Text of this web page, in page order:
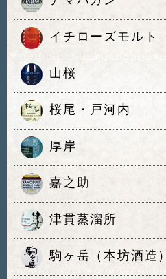
イチローズモルト
山桜
桜尾・戸河内
厚岸
嘉之助
津貫蒸溜所
駒ヶ岳（本坊酒造）